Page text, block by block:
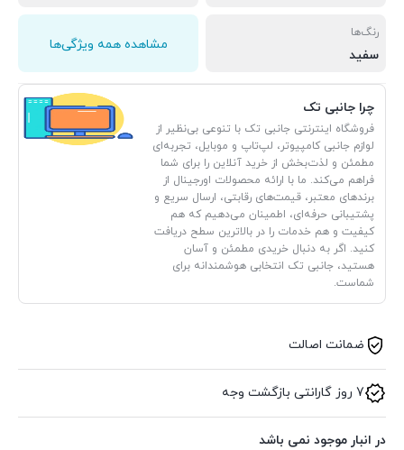
رنگ‌ها
سفید
مشاهده همه ویژگی‌ها
چرا جانبی تک
فروشگاه اینترنتی جانبی تک با تنوعی بی‌نظیر از
لوازم جانبی کامپیوتر، لپ‌تاپ و موبایل، تجربه‌ای
مطمئن و لذت‌بخش از خرید آنلاین را برای شما
فراهم می‌کند. ما با ارائه محصولات اورجینال از
برندهای معتبر، قیمت‌های رقابتی، ارسال سریع و
پشتیبانی حرفه‌ای، اطمینان می‌دهیم که هم
کیفیت و هم خدمات را در بالاترین سطح دریافت
کنید. اگر به دنبال خریدی مطمئن و آسان
هستید، جانبی تک انتخابی هوشمندانه برای
شماست.
ضمانت اصالت
7 روز گارانتی بازگشت وجه
در انبار موجود نمی باشد